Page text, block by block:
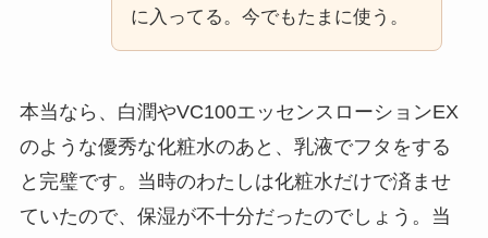
に入ってる。今でもたまに使う。
本当なら、白潤やVC100エッセンスローションEX
のような優秀な化粧水のあと、乳液でフタをする
と完璧です。当時のわたしは化粧水だけで済ませ
ていたので、保湿が不十分だったのでしょう。当